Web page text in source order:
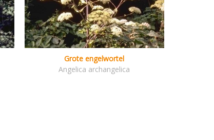
Grote engelwortel
Angelica archangelica